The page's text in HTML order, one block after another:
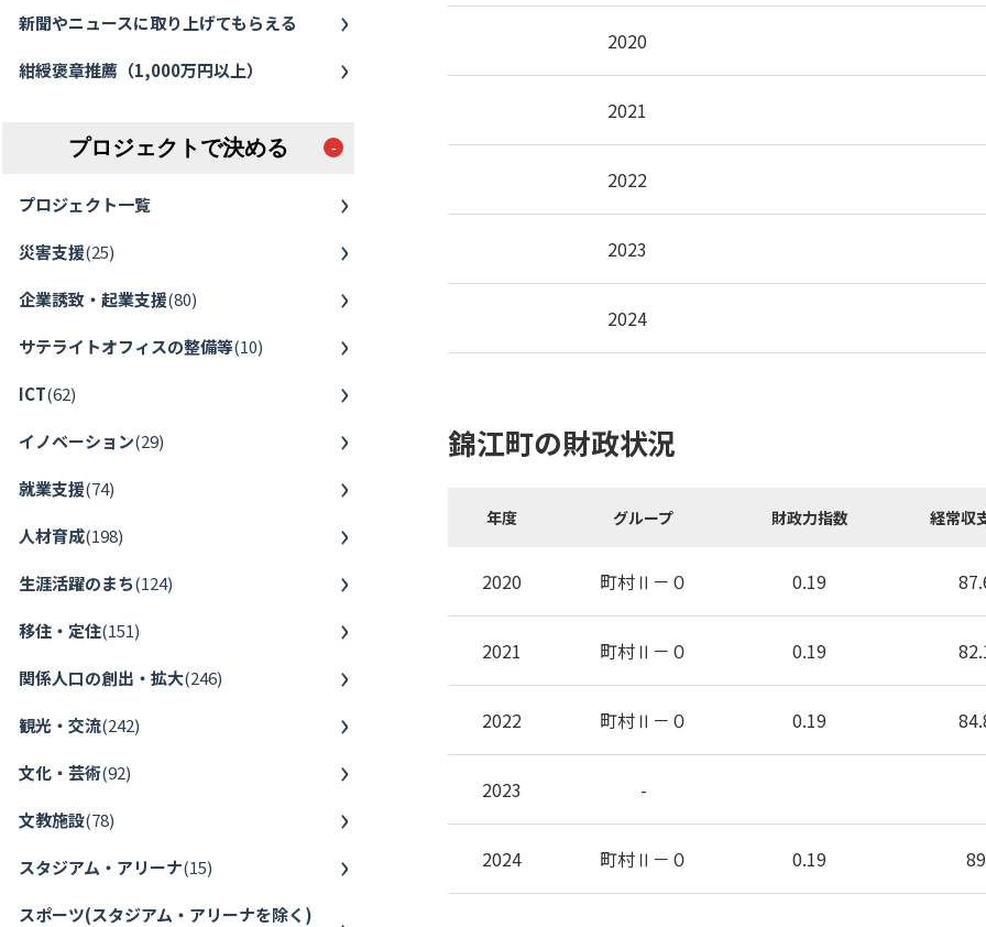
新聞やニュースに取り上げてもらえる
紺綬褒章推薦（1,000万円以上）
プロジェクトで決める
プロジェクト一覧
災害支援(25)
企業誘致・起業支援(80)
サテライトオフィスの整備等(10)
ICT(62)
イノベーション(29)
就業支援(74)
人材育成(198)
生涯活躍のまち(124)
移住・定住(151)
関係人口の創出・拡大(246)
観光・交流(242)
文化・芸術(92)
文教施設(78)
スタジアム・アリーナ(15)
スポーツ(スタジアム・アリーナを除く)
2020
2021
2022
2023
2024
錦江町の財政状況
年度 グループ 財政力指数 経常収
2020 町村Ⅱ－０ 0.19
2021 町村Ⅱ－０ 0.19
2022 町村Ⅱ－０ 0.19
2023 -
2024 町村Ⅱ－０ 0.19 89